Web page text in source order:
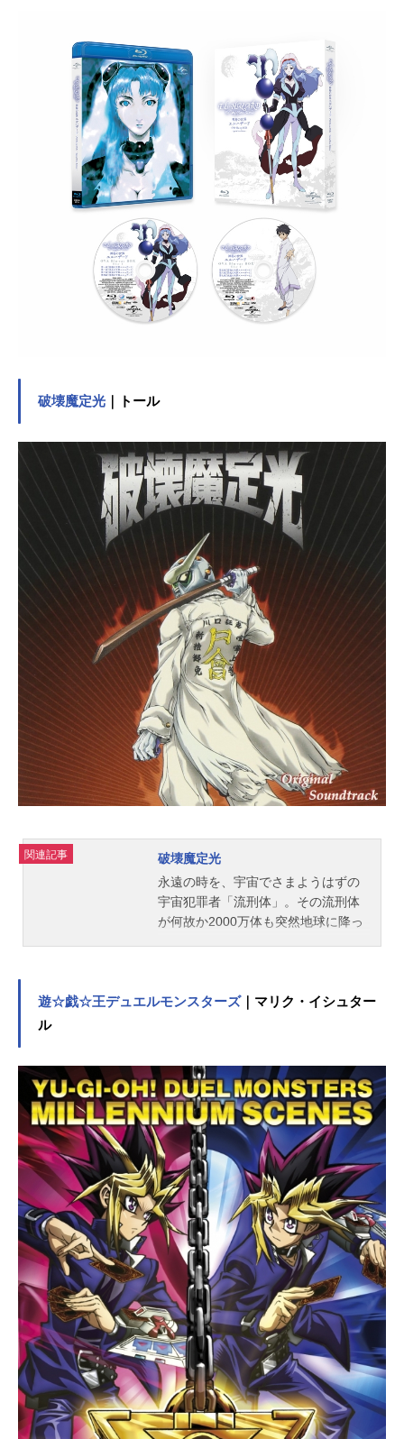
アニメスケジュール1995年10月4日
（水）～1996年3月27日（水）テレ
ビ東京ほか話数全26話キャスト碇シ
ンジ：緒方恵美葛城ミサト：三石琴
乃赤木リツコ：山口由里子綾波レ
イ：林原めぐみ惣流・アスカ・ラン
グレー：宮村優子碇ゲンドウ：立木
文彦冬月コウゾウ：清川元夢日向マ
コト：結城比呂伊吹マヤ：長沢美樹
青葉シゲル：子安武人加持リョウ
ジ：山寺宏一キール・ローレンツ：
麦人鈴原トウジ：関智一相田ケンス
ケ：岩永哲哉洞木ヒカリ：岩男潤子
渚カヲル：石田彰赤木ナオコ：土井
美加スタッフ総監督：庵野秀明副監
樋口真嗣 鶴巻和哉キャラクターデ
ン：山下いくと 庵野秀明作画監...
破壊魔定光 ｜トール
関連記事
破壊魔定光
永遠の時を、宇宙でさまようはずの
宇宙犯罪者「流刑体」。その流刑体
が何故か2000万体も突然地球に降っ
の勘違いのため随行体はボディ部分
刑体の回収に立ち会うことになるの
だが……作品名破壊魔定光放送形態T
Vアニメスケジュール2001年1月17日
（水）〜2001年3月21日（水）WOW
OWにて話数全10話キャスト椿定
光：上田祐司（うえだゆうじ）神代
やよい：田中理恵ポンコツ：山路和
弘椿明信：小杉十郎太五味丸刑事：
松山鷹志トール：岩永哲哉ノリヤ
ス：家富ヨウジ九重千恵子：梶原真
弓高杉光子：野川さくらクロン：山
崎樹範ヒサジン：森訓久バンチョ
ー：金子はりいミチオ：斉藤信行ス
タッフ原作：中平正彦監督・絵コン
テ：大畑晃一シリーズ構成・脚本：
赤星政尚クリーチャーデザイン：篠
原保キャラクターデザイン：菊池晃
演出：則座誠作画監督：城前龍治美
遊☆戯☆王デュエルモンスターズ｜マリク・イシュター
ル